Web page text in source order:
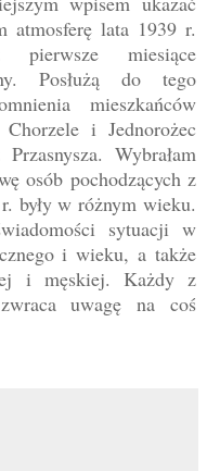
atmosferę lata 1939 r.
pierwsze miesiące
Posłużą do tego
mieszkańców
i Jednorożec
Przasnysza. Wybrałam
osób pochodzących z
były w różnym wieku.
sytuacji w
i wieku, a także
i męskiej. Każdy z
uwagę na coś